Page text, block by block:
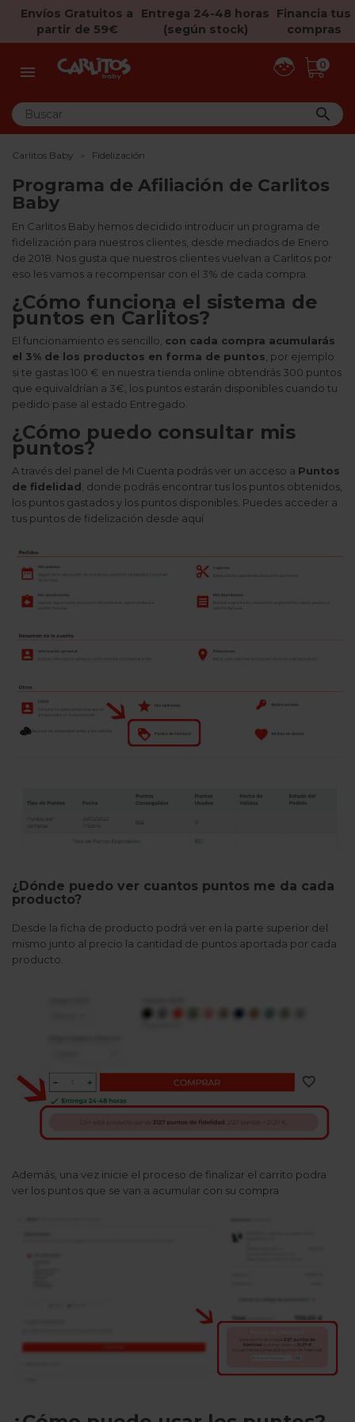
Envíos Gratuitos a
partir de 59€
Entrega 24-48 horas
(según stock)
Financia tus
compras
 0

Carlitos Baby Fidelización
Programa de Afiliación de Carlitos
Baby
En Carlitos Baby hemos decidido introducir un programa de
fidelización para nuestros clientes, desde mediados de Enero
de 2018. Nos gusta que nuestros clientes vuelvan a Carlitos por
eso les vamos a recompensar con el 3% de cada compra.
¿Cómo funciona el sistema de
puntos en Carlitos?
El funcionamiento es sencillo, con cada compra acumularás
el 3% de los productos en forma de puntos , por ejemplo
si te gastas 100 € en nuestra tienda online obtendrás 300 puntos
que equivaldrían a 3€, los puntos estarán disponibles cuando tu
pedido pase al estado Entregado.
¿Cómo puedo consultar mis
puntos?
A través del panel de Mi Cuenta podrás ver un acceso a Puntos
de fidelidad , donde podrás encontrar tus los puntos obtenidos,
los puntos gastados y los puntos disponibles. Puedes acceder a
tus puntos de fidelización desde aquí
¿Dónde puedo ver cuantos puntos me da cada
producto?
Desde la ficha de producto podrá ver en la parte superior del
mismo junto al precio la cantidad de puntos aportada por cada
producto.
Además, una vez inicie el proceso de finalizar el carrito podra
ver los puntos que se van a acumular con su compra